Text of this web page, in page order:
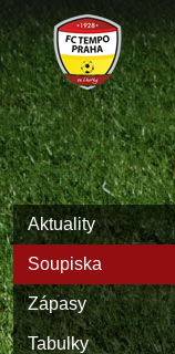
Aktuality
Soupiska
Zápasy
Tabulky